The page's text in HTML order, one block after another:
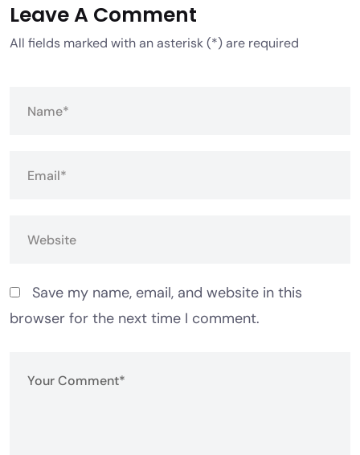
Leave A Comment
All fields marked with an asterisk (*) are required
Save my name, email, and website in this
browser for the next time I comment.